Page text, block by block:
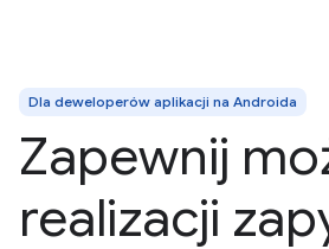
Dla deweloperów aplikacji na Androida
Zapewnij
realizacji